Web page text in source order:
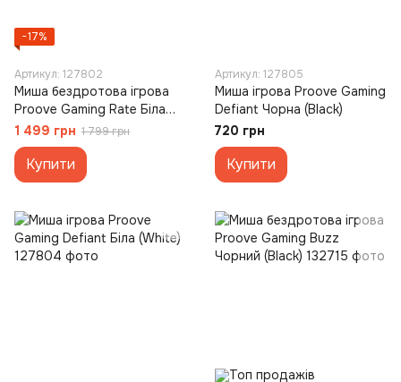
−17%
Артикул: 127802
Миша бездротова ігрова
Proove Gaming Rate Біла
(White)
1 499 грн 1 799 грн
Купити
Артикул: 127805
Миша ігрова Proove Gaming
Defiant Чорна (Black)
720 грн
Купити